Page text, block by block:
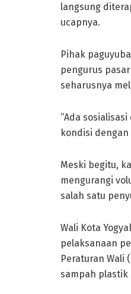
langsung
ucapnya.
Pihak
pengurus
seharusnya
“Ada
kondisi dengan
Meski begitu,
mengurangi
salah satu
Wali Kota
pelaksanaan
Peraturan Wali
sampah plastik